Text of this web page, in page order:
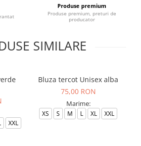
Produse premium
Produse premium, preturi de
producator
SIMILARE
XXL
Bluza tercot Unisex alba
75,00 RON
Marime:
XS S M L XL XXL